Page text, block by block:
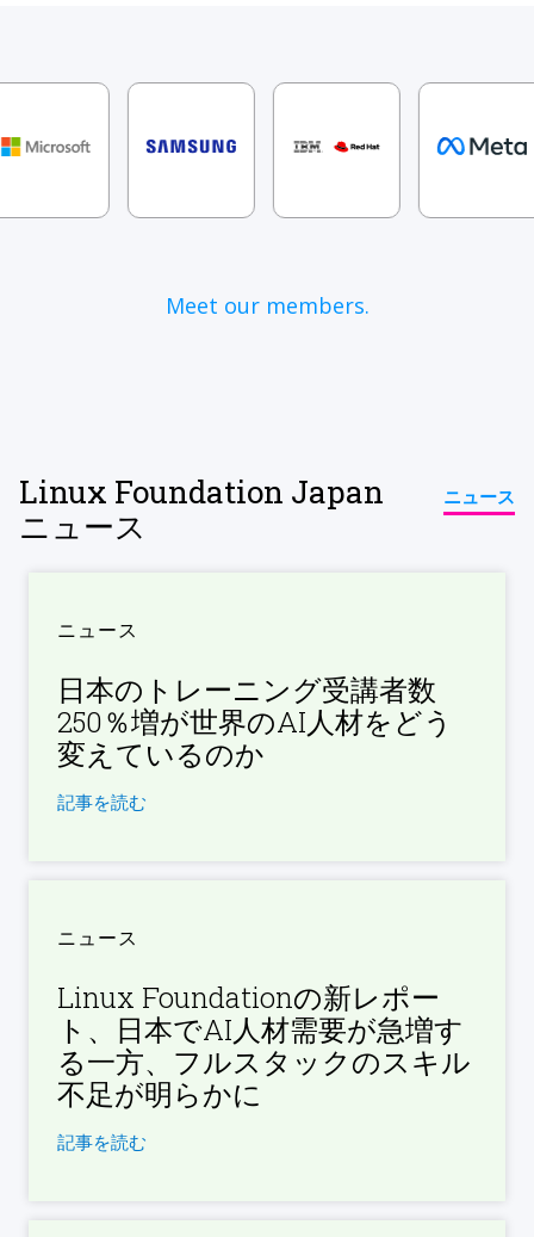
Meet our members.
Linux Foundation Japan
ニュース
ニュース
ニュース
日本のトレーニング受講者数
250％増が世界のAI人材をどう
変えているのか
記事を読む
ニュース
Linux Foundationの新レポー
ト、日本でAI人材需要が急増す
る一方、フルスタックのスキル
不足が明らかに
記事を読む